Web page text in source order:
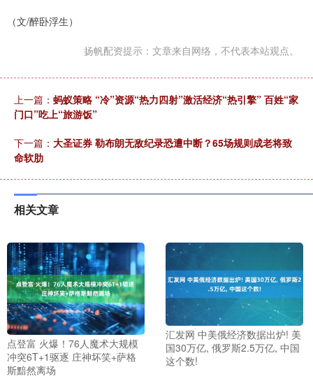
（文/醉卧浮生）
扬帆配资提示：文章来自网络，不代表本站观点。
上一篇： 蚂蚁策略 “冷”资源“热力四射”激活经济“热引擎” 百姓“家
门口”吃上“旅游饭”
下一篇： 大圣证券 勒布朗无敌纪录恐遭中断？65场规则成老将致
命软肋
相关文章
点登富 火爆！76人魔术大规模
冲突6T+1驱逐 庄神坏笑+萨格
斯黯然离场
汇发网 中美俄经济数据出炉! 美
国30万亿, 俄罗斯2.5万亿, 中国
这个数!